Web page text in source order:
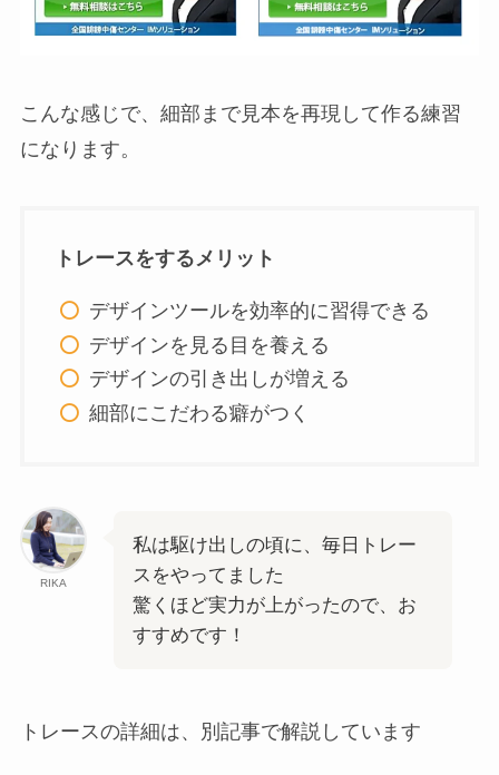
こんな感じで、細部まで見本を再現して作る練習
になります。
トレースをするメリット
デザインツールを効率的に習得できる
デザインを見る目を養える
デザインの引き出しが増える
細部にこだわる癖がつく
RIKA
私は駆け出しの頃に、毎日トレー
スをやってました
驚くほど実力が上がったので、お
すすめです！
トレースの詳細は、別記事で解説しています